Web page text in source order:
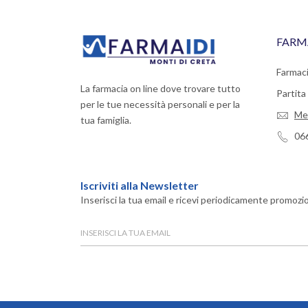
La farmacia on line dove trovare tutto
per le tue necessità personali e per la
tua famiglia.
Partita
Iscriviti alla Newsletter
Inserisci la tua email e ricevi periodicamente